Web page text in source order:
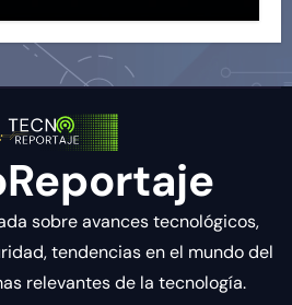
sobre avances tecnológicos,
tendencias en el mundo del
relevantes de la tecnología.